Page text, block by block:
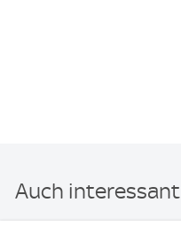
Auch interessant